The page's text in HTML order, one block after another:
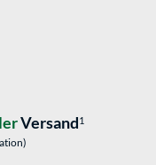
Versand1